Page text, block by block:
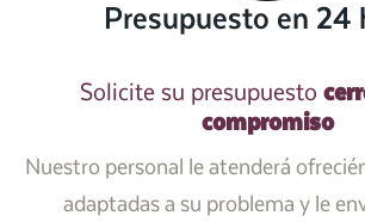
Presupuesto en 24
Solicite su presupuesto
compromiso
Nuestro personal le atenderá
adaptadas a su problema y le